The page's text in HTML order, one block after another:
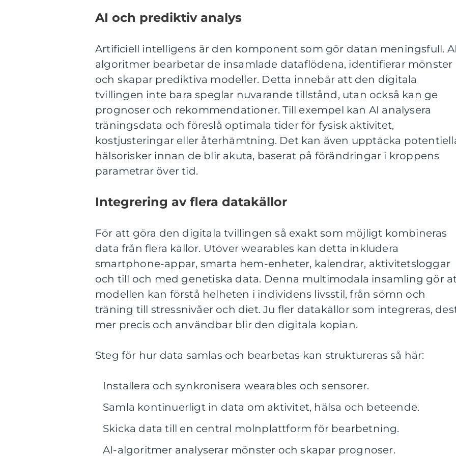
AI och prediktiv analys
Artificiell intelligens är den komponent som gör datan meningsfull.
algoritmer bearbetar de insamlade dataflödena, identifierar mönster
och skapar prediktiva modeller. Detta innebär att den digitala
tvillingen inte bara speglar nuvarande tillstånd, utan också kan ge
prognoser och rekommendationer. Till exempel kan AI analysera
träningsdata och föreslå optimala tider för fysisk aktivitet,
kostjusteringar eller återhämtning. Det kan även upptäcka
hälsorisker innan de blir akuta, baserat på förändringar i kroppens
parametrar över tid.
Integrering av flera datakällor
För att göra den digitala tvillingen så exakt som möjligt kombineras
data från flera källor. Utöver wearables kan detta inkludera
smartphone-appar, smarta hem-enheter, kalendrar, aktivitetsloggar
och till och med genetiska data. Denna multimodala insamling gör
modellen kan förstå helheten i individens livsstil, från sömn och
träning till stressnivåer och diet. Ju fler datakällor som integreras,
mer precis och användbar blir den digitala kopian.
Steg för hur data samlas och bearbetas kan struktureras så här:
Installera och synkronisera wearables och sensorer.
Samla kontinuerligt in data om aktivitet, hälsa och beteende.
Skicka data till en central molnplattform för bearbetning.
AI-algoritmer analyserar mönster och skapar prognoser.